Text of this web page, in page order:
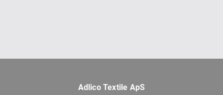
Adlico Textile ApS